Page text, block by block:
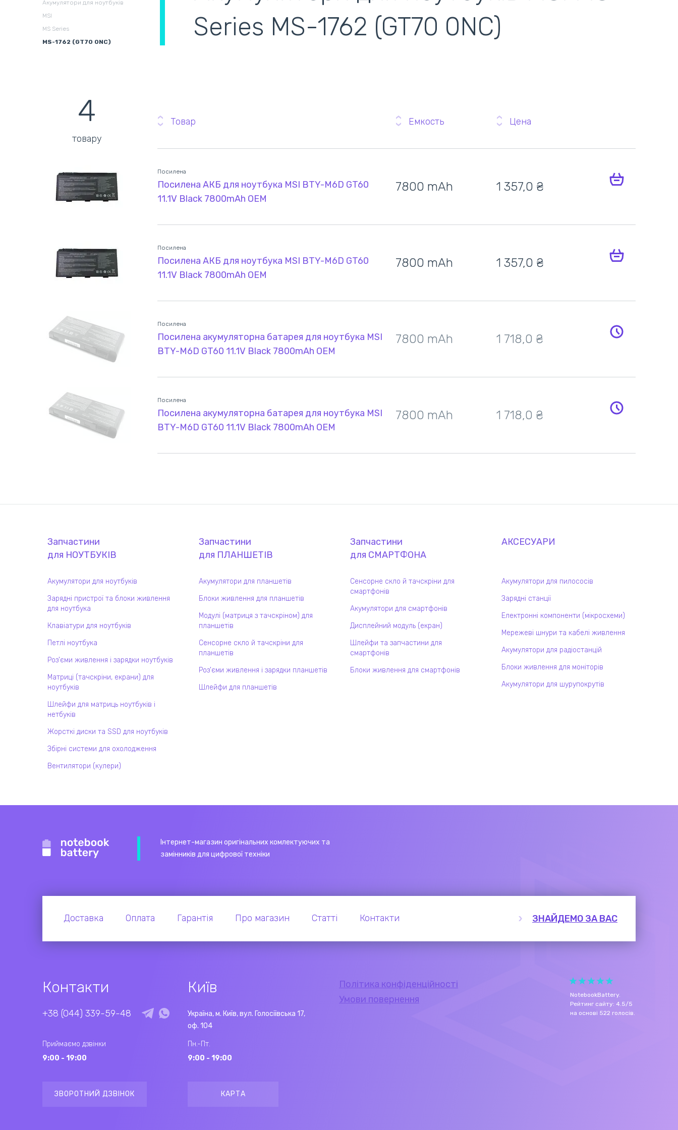
Вентилятори
(кулери)
Акумулятори для ноутбуків
MSI
MS Series
MS-1762 (GT70 0NC)
Series MS-1762 (GT70 0NC)
4
товару
Товар Емкость Цена
Посилена
Посилена АКБ для ноутбука MSI BTY-M6D GT60
11.1V Black 7800mAh OEM
7800 mAh 1 357,0 ₴
Посилена
Посилена АКБ для ноутбука MSI BTY-M6D GT60
11.1V Black 7800mAh OEM
7800 mAh 1 357,0 ₴
Посилена
Посилена акумуляторна батарея для ноутбука MSI
BTY-M6D GT60 11.1V Black 7800mAh OEM
7800 mAh 1 718,0 ₴
Посилена
Посилена акумуляторна батарея для ноутбука MSI
BTY-M6D GT60 11.1V Black 7800mAh OEM
7800 mAh 1 718,0 ₴
Запчастини
для НОУТБУКІВ
Акумулятори для ноутбуків
Зарядні пристрої та блоки живлення
для ноутбука
Клавіатури для ноутбуків
Петлі ноутбука
Роз'єми живлення і зарядки ноутбуків
Матриці (тачскріни, екрани) для
ноутбуків
Шлейфи для матриць ноутбуків і
нетбуків
Жорсткі диски та SSD для ноутбуків
Збірні системи для охолодження
Вентилятори (кулери)
Запчастини
для ПЛАНШЕТІВ
Акумулятори для планшетів
Блоки живлення для планшетів
Модулі (матриця з тачскріном) для
планшетів
Сенсорне скло й тачскріни для
планшетів
Роз'єми живлення і зарядки планшетів
Шлейфи для планшетів
Запчастини
для СМАРТФОНА
Сенсорне скло й тачскріни для
смартфонів
Акумулятори для смартфонів
Дисплейний модуль (екран)
Шлейфи та запчастини для
смартфонів
Блоки живлення для смартфонів
АКСЕСУАРИ
Акумулятори для пилососів
Зарядні станції
Електронні компоненти (мікросхеми)
Мережеві шнури та кабелі живлення
Акумулятори для радіостанцій
Блоки живлення для моніторів
Акумулятори для шурупокрутів
Інтернет-магазин оригінальних комлектуючих та
замінників для цифрової техніки
Доставка Оплата Гарантія Про магазин Статті Контакти ЗНАЙДЕМО ЗА ВАС
Контакти
+38 (044) 339-59-48
Приймаємо дзвінки
9:00 - 19:00
ЗВОРОТНИЙ ДЗВІНОК
Київ
Україна, м. Київ, вул. Голосіївська 17,
оф. 104
Пн.-Пт.
9:00 - 19:00
КАРТА
Політика конфіденційності
Умови повернення
NotebookBattery.
Рейтинг сайту: 4.5/5
на основі 522 голосів.